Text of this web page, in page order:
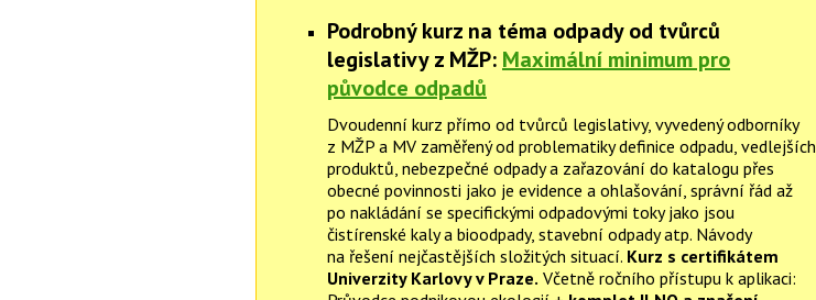
Podrobný kurz na téma odpady od tvůrců
legislativy z MŽP: Maximální minimum pro
původce odpadů
Dvoudenní kurz přímo od tvůrců legislativy, vyvedený odborníky
z MŽP a MV zaměřený od problematiky definice odpadu, vedlejších
produktů, nebezpečné odpady a zařazování do katalogu přes
obecné povinnosti jako je evidence a ohlašování, správní řád až
po nakládání se specifickými odpadovými toky jako jsou
čistírenské kaly a bioodpady, stavební odpady atp. Návody
na řešení nejčastějších složitých situací. Kurz s certifikátem
Univerzity Karlovy v Praze. Včetně ročního přístupu k aplikaci: